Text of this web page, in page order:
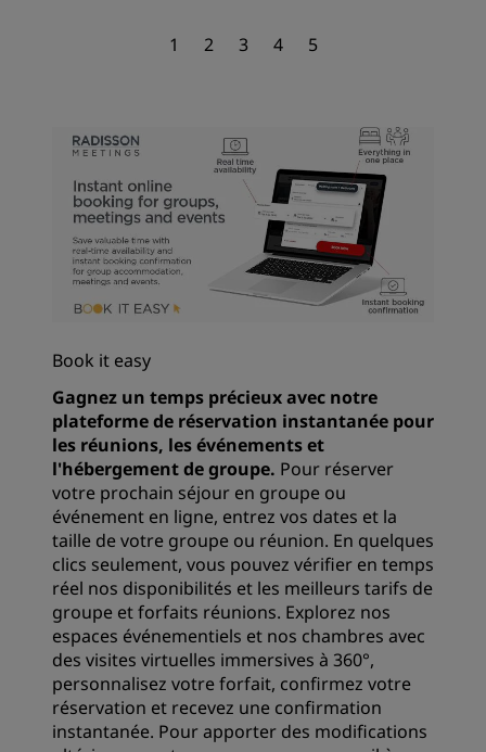
1 2 3 4 5
Book it easy
Gagnez un temps précieux avec notre
plateforme de réservation instantanée pour
les réunions, les événements et
l'hébergement de groupe. Pour réserver
votre prochain séjour en groupe ou
événement en ligne, entrez vos dates et la
taille de votre groupe ou réunion. En quelques
clics seulement, vous pouvez vérifier en temps
réel nos disponibilités et les meilleurs tarifs de
groupe et forfaits réunions. Explorez nos
espaces événementiels et nos chambres avec
des visites virtuelles immersives à 360°,
personnalisez votre forfait, confirmez votre
réservation et recevez une confirmation
instantanée. Pour apporter des modifications